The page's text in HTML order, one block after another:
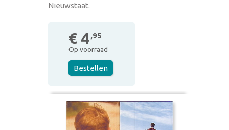
Nieuwstaat.
€ 4,95
Op voorraad
Bestellen